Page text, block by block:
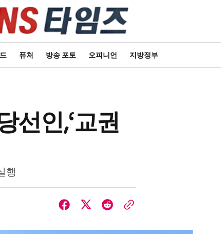
퓨처 방송 포토 오피니언 지방정부
선인,‘교권
행